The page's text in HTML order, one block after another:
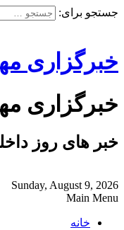
جستجو برای:
خبرگزاری
خبرگزاری
خبر های روز
Sunday, August 9, 2026
Main Menu
خانه